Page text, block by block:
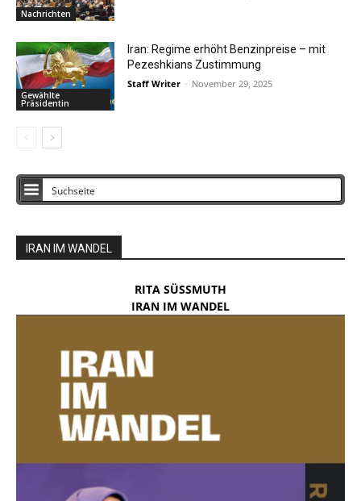
Nachrichten
Gewählte
Präsidentin
Iran: Regime erhöht Benzinpreise – mit
Pezeshkians Zustimmung
Staff Writer - November 29, 2025
IRAN IM WANDEL
RITA SÜSSMUTH
IRAN IM WANDEL